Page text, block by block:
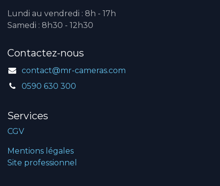
Lundi au vendredi : 8h - 17h
Samedi : 8h30 - 12h30
Contactez-nous
contact@mr-cameras.com
0590 630 300
Services
CGV
Mentions légales
Site professionnel